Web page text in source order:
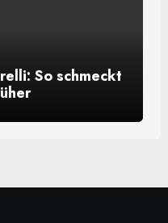
So schmeckt